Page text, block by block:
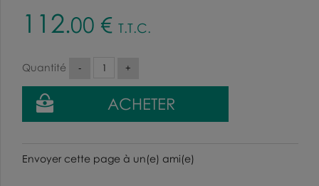
112.00 € T.T.C.
Quantité
Envoyer cette page à un(e) ami(e)